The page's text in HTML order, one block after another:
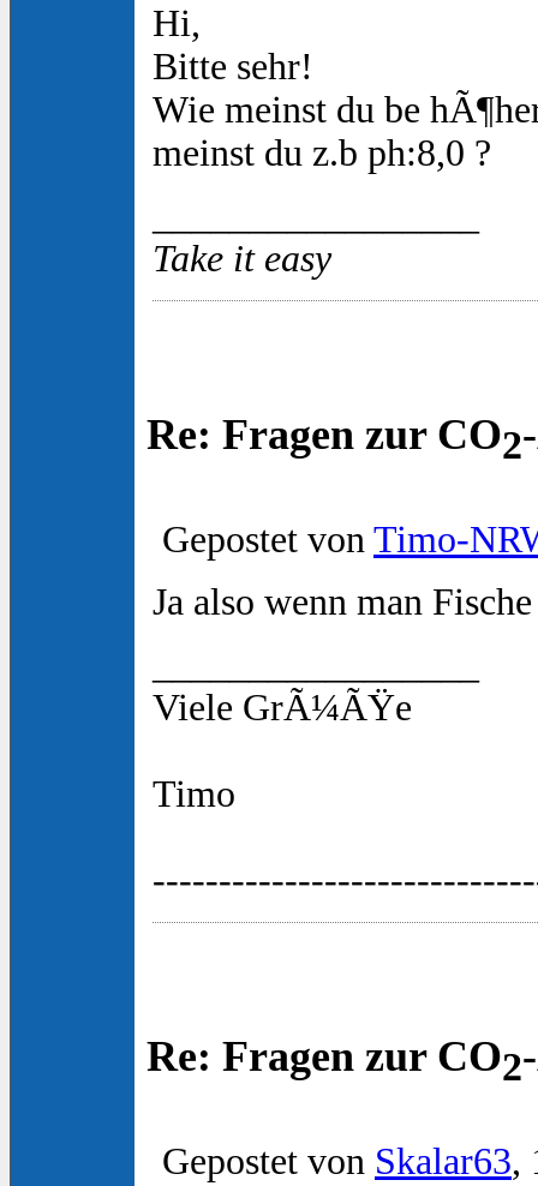
Hi,
Bitte sehr!
Wie meinst du be
meinst du z.b ph:8,0 ?
Take it easy
Re: Fragen zur CO2
Gepostet von Timo-
Ja also wenn man
Viele GrÃ¼ÃŸe
Timo
Re: Fragen zur CO2
Gepostet von Skalar63,